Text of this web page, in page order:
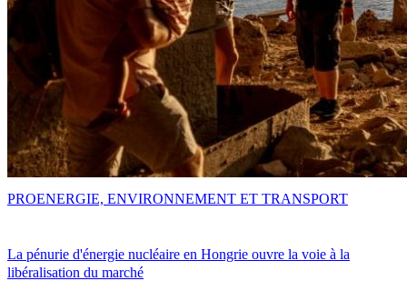
La pénurie d'énergie nucléaire en Hongrie ouvre la voie à la
libéralisation du marché
PROENERGIE, ENVIRONNEMENT ET TRANSPORT